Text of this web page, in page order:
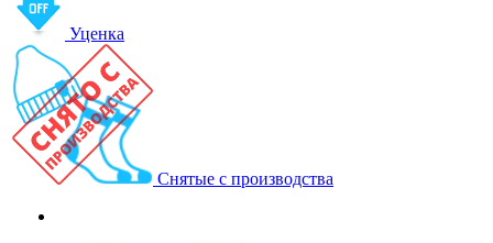
Уценка
Снятые с производства